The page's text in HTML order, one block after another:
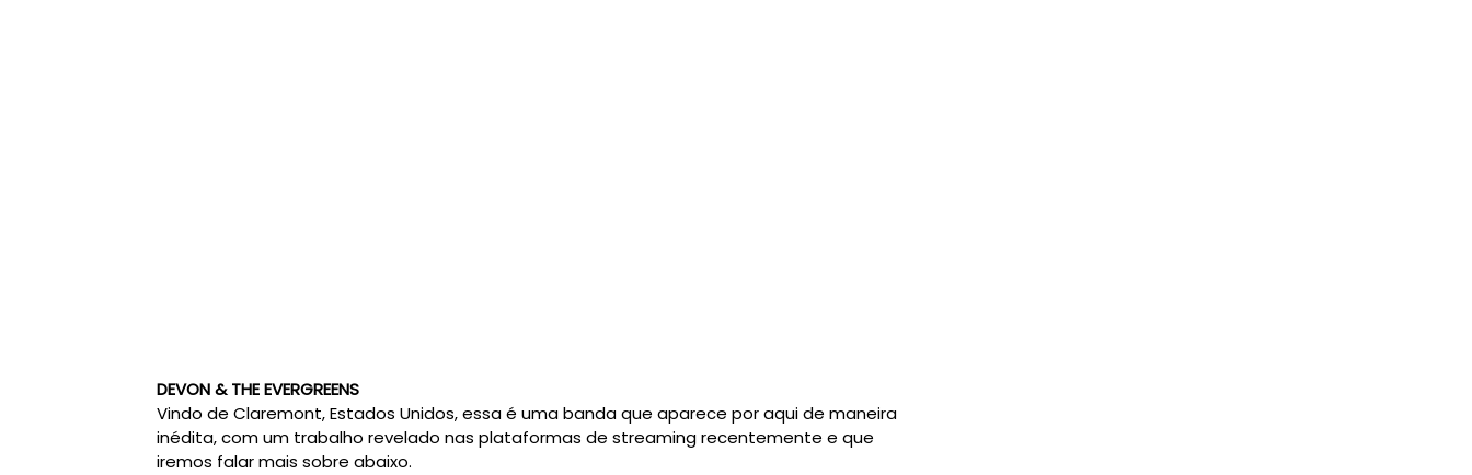
DEVON & THE EVERGREENS
Vindo de Claremont, Estados Unidos, essa é uma banda que aparece por aqui de maneira
inédita, com um trabalho revelado nas plataformas de streaming recentemente e que
iremos falar mais sobre abaixo.